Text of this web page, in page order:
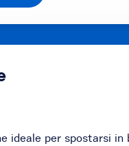
ideale per spostarsi in